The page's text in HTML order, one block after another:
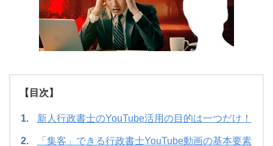
【目次】
新人行政書士のYouTube活用の目的は一つだけ！
「集客」できる行政書士YouTube動画の基本要素